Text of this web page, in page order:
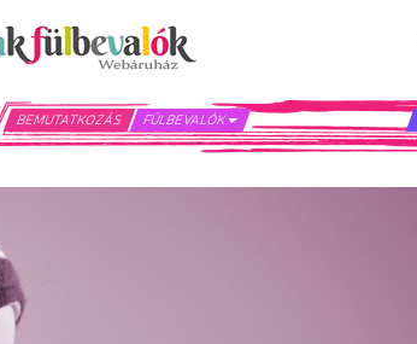
BEMUTATKOZÁS FÜLBEVALÓK